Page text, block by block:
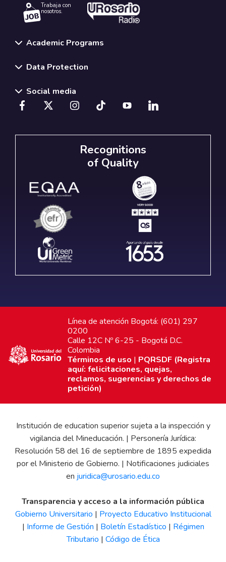
Trabaja con
nosotros.
Academic Programs
Data Protection
Social media
Recognitions
of Quality
Línea de atención Bogotá: (601) 297
0200
Calle 12C Nº 6-25 - Bogotá D.C.
Colombia
Términos de uso | PQRSDF (Registra
aquí: felicitaciones, quejas,
reclamos, sugerencias y derechos de
petición)
Institución de education superior sujeta a la inspección y
vigilancia del Mineducación. | Personería Jurídica:
Resolución 58 del 16 de septiembre de 1895 expedida
por el Ministerio de Gobierno. | Notificaciones judiciales
en juridica@urosario.edu.co
Transparencia y acceso a la información pública
Gobierno Universitario | Proyecto Educativo Institucional
| Informe de Gestión | Boletín Estadístico | Régimen
Tributario | Código de Ética